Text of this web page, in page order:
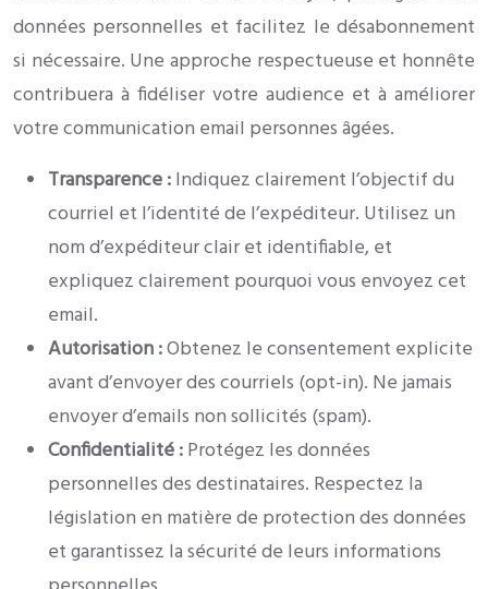
données personnelles et facilitez le désabonnement
si nécessaire. Une approche respectueuse et honnête
contribuera à fidéliser votre audience et à améliorer
votre communication email personnes âgées.
Transparence :Indiquez clairement l’objectif du
courriel et l’identité de l’expéditeur. Utilisez un
nom d’expéditeur clair et identifiable, et
expliquez clairement pourquoi vous envoyez cet
email.
Autorisation :Obtenez le consentement explicite
avant d’envoyer des courriels (opt-in). Ne jamais
envoyer d’emails non sollicités (spam).
Confidentialité :Protégez les données
personnelles des destinataires. Respectez la
législation en matière de protection des données
et garantissez la sécurité de leurs informations